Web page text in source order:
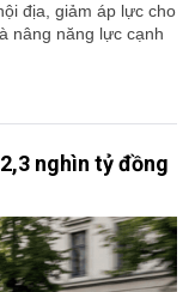
địa, giảm áp lực cho
nâng năng lực cạnh
nghìn tỷ đồng